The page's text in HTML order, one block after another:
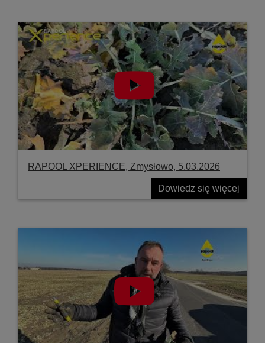
RAPOOL XPERIENCE, Zmysłowo, 5.03.2026
Dowiedz się więcej